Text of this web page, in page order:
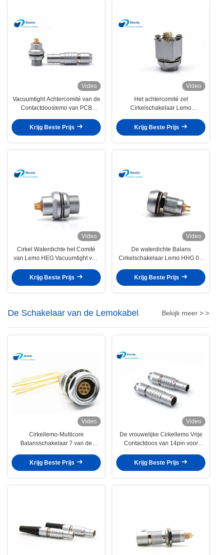
Video
Vacuumtight Achtercomité van de
Contactdooslemo van PCB
Schakelaarsheg Vergaarbak
Krijg Beste Prijs
Video
Het achtercomité zet
Cirkelschakelaar Lemo
Vrouwelijke Vergaarbak
Krijg Beste Prijs
Video
Cirkel Waterdichte het Comité
van Lemo HEG Vacuumtight van
HEG.0B.305
Krijg Beste Prijs
Video
De waterdichte Balans
Cirkelschakelaar Lemo HHG 0B
Krijg Beste Prijs
De Schakelaar van de Lemokabel Bekijk meer > >
Video
Cirkellemo-Multicore
Balansschakelaar 7 van de
Vrouwelijke Contactdoos
Krijg Beste Prijs
Video
De vrouwelijke Cirkellemo Vrije
Contactdoos van 14pin voor
Krijg Beste Prijs